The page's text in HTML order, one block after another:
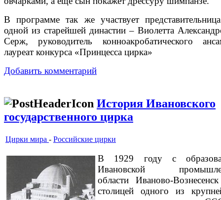
В программе так же участвует
одной из старейшей династии – Виолетта
Серж, руководитель конноакробатического
лауреат конкурса «Принцесса цирка»
Добавить комментарий
История Ивановского
государственного цирка
Цирки мира - Российские цирки
В 1929 году с
Ивановской
области Иваново-
столицей одного из